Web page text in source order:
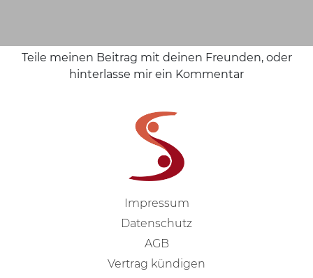
Teile meinen Beitrag mit deinen Freunden, oder
hinterlasse mir ein Kommentar
Impressum
Datenschutz
AGB
Vertrag kündigen